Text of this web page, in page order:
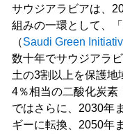
サウジアラビアは、
組みの一環として、
（Saudi Green
数十年でサウジアラ
土の3割以上を保護地
4％相当の二酸化炭素
ではさらに、2030年
ギーに転換、2050年